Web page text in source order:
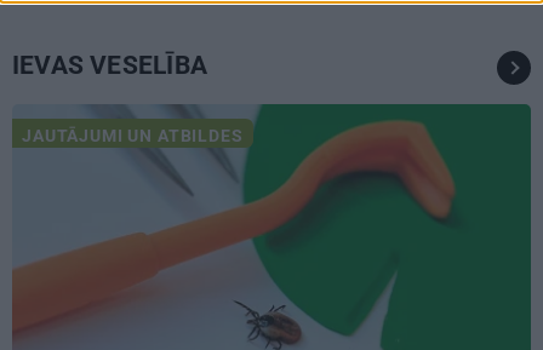
IEVAS VESELĪBA
JAUTĀJUMI UN ATBILDES